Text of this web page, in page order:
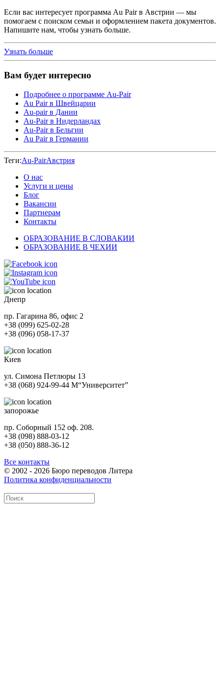
Если вас интересует программа Au Pair в Австрии — мы
помогаем с поиском семьи и оформлением пакета документов.
Напишите нам, чтобы узнать больше.
Узнать больше
Вам будет интересно
Подробнее о программе Au-Pair
Au Pair в Швейцарии
Au-pair в Дании
Au-Pair в Нидерландах
Au-Pair в Бельгии
Au Pair в Германии
Теги:Au-PairАвстрия
О нас
Услуги и цены
Блог
Вакансии
Партнерам
Контакты
ОБРАЗОВАНИЕ В СЛОВАКИИ
ОБРАЗОВАНИЕ В ЧЕХИИ
Днепр
пр. Гагарина 86, офис 2
+38 (099) 625-02-28
+38 (096) 058-17-37
Киев
ул. Симона Петлюры 13
+38 (068) 924-99-44 М“Университет”
запорожье
пр. Соборный 152 оф. 208.
+38 (098) 888-03-12
+38 (050) 888-36-12
Все контакты
© 2002 - 2026 Бюро переводов Литера
Политика конфиденциальности